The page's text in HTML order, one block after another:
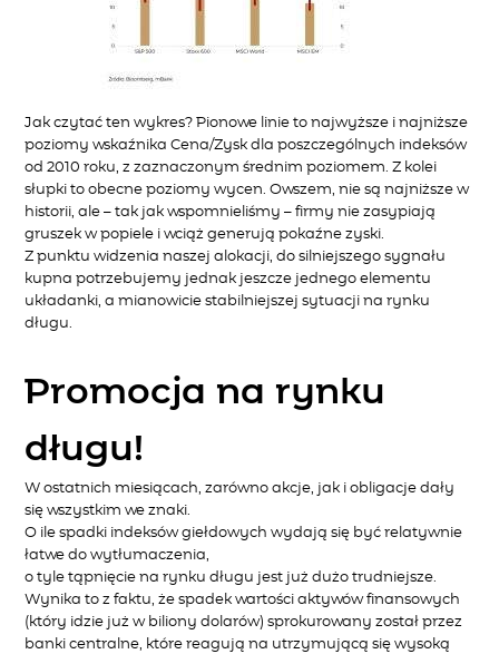
Jak czytać ten wykres? Pionowe linie to najwyższe i najniższe
poziomy wskaźnika Cena/Zysk dla poszczególnych indeksów
od 2010 roku, z zaznaczonym średnim poziomem. Z kolei
słupki to obecne poziomy wycen. Owszem, nie są najniższe w
historii, ale – tak jak wspomnieliśmy – firmy nie zasypiają
gruszek w popiele i wciąż generują pokaźne zyski.
Z punktu widzenia naszej alokacji, do silniejszego sygnału
kupna potrzebujemy jednak jeszcze jednego elementu
układanki, a mianowicie stabilniejszej sytuacji na rynku
długu.
Promocja na rynku
długu!
W ostatnich miesiącach, zarówno akcje, jak i obligacje dały
się wszystkim we znaki.
O ile spadki indeksów giełdowych wydają się być relatywnie
łatwe do wytłumaczenia,
o tyle tąpnięcie na rynku długu jest już dużo trudniejsze.
Wynika to z faktu, że spadek wartości aktywów finansowych
(który idzie już w biliony dolarów) sprokurowany został przez
banki centralne, które reagują na utrzymującą się wysoką